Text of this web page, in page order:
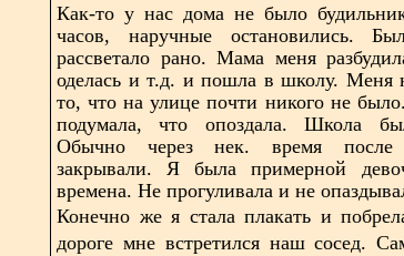
Как-то у нас дома не было
часов, наручные остановились.
рассветало рано. Мама меня
оделась и т.д. и пошла в школу. Меня
то, что на улице почти никого не
подумала, что опоздала. Школа
Обычно через нек. время после
закрывали. Я была примерной
времена. Не прогуливала и не
Конечно же я стала плакать и
дороге мне встретился наш сосед.